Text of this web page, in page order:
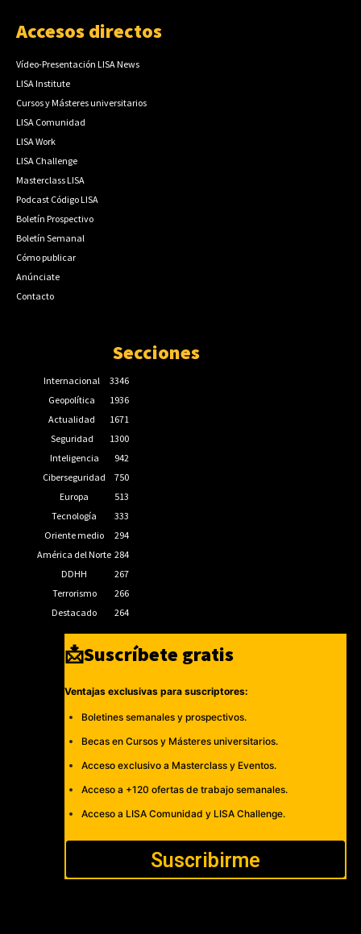
Accesos directos
Vídeo-Presentación LISA News
LISA Institute
Cursos y Másteres universitarios
LISA Comunidad
LISA Work
LISA Challenge
Masterclass LISA
Podcast Código LISA
Boletín Prospectivo
Boletín Semanal
Cómo publicar
Anúnciate
Contacto
Secciones
Internacional
3346
Geopolítica
1936
Actualidad
1671
Seguridad
1300
Inteligencia
942
Ciberseguridad
750
Europa
513
Tecnología
333
Oriente medio
294
América del Norte 284
DDHH
267
Terrorismo
266
Destacado
264
📩Suscríbete gratis
Ventajas exclusivas para suscriptores:
Boletines semanales y prospectivos.
Becas en Cursos y Másteres universitarios.
Acceso exclusivo a Masterclass y Eventos.
Acceso a +120 ofertas de trabajo semanales.
Acceso a LISA Comunidad y LISA Challenge.
Suscribirme